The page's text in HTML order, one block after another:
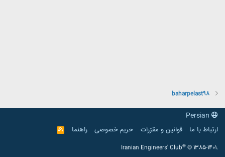
baharpelast98
ارتباط با ما
قوانین و مقرّرات حریم خصوصی راهنما
R
S
Iranian Engineers' Club® © 1385-1401.